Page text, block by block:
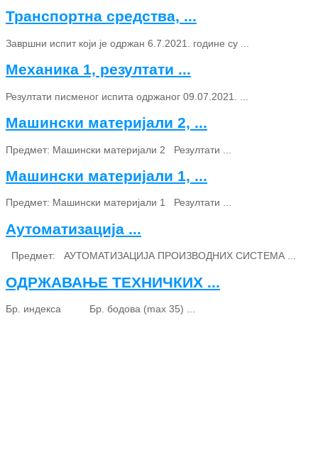
Транспортна средства, ...
Завршни испит који је одржан 6.7.2021. године су ...
Механика 1, резултати ...
Резултати писменог испита одржаног 09.07.2021. ...
Машински материјали 2, ...
Предмет: Машински материјали 2 Резултати ...
Машински материјали 1, ...
Предмет: Машински материјали 1 Резултати ...
Аутоматизација ...
Предмет: АУТОМАТИЗАЦИЈА ПРОИЗВОДНИХ СИСТЕМА ...
ОДРЖАВАЊЕ ТЕХНИЧКИХ ...
Бр. индекса Бр. бодова (max 35) ...